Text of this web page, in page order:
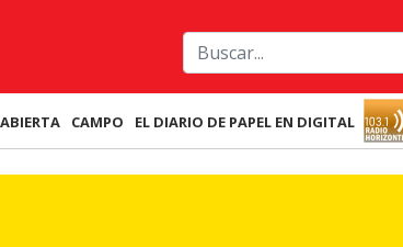
CAMPO EL DIARIO DE PAPEL EN DIGITAL